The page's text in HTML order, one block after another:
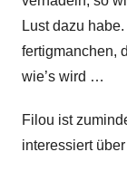
Lust dazu
fertigmanchen,
wie’s wird …
Filou ist
interessiert